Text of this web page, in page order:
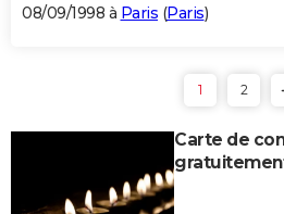
08/09/1998 à Paris (Paris)
1 2
Carte de